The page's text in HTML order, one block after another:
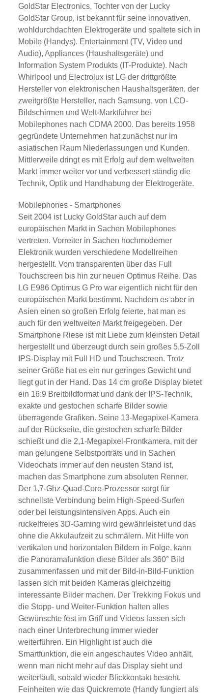
GoldStar Electronics, Tochter von der Lucky
GoldStar Group, ist bekannt für seine innovativen,
wohldurchdachten Elektrogeräte und spaltete sich in
Mobile (Handys). Entertainment (TV, Video und
Audio), Appliances (Haushaltsgeräte) und
Information System Produkts (IT-Produkte). Nach
Whirlpool und Electrolux ist LG der drittgrößte
Hersteller von elektronischen Haushaltsgeräten, der
zweitgrößte Hersteller, nach Samsung, von LCD-
Bildschirmen und Welt-Marktführer bei
Mobilephones nach CDMA 2000. Das bereits 1958
gegründete Unternehmen hat zunächst nur im
asiatischen Raum Niederlassungen und Kunden.
Mittlerweile dringt es mit Erfolg auf dem weltweiten
Markt immer weiter vor und verbessert ständig die
Technik, Optik und Handhabung der Elektrogeräte.
Mobilephones - Smartphones
Seit 2004 ist Lucky GoldStar auch auf dem
europäischen Markt in Sachen Mobilephones
vertreten. Vorreiter in Sachen hochmoderner
Elektronik wurden verschiedene Modellreihen
hergestellt. Vom transparenten über das Full
Touchscreen bis hin zur neuen Optimus Reihe. Das
LG E986 Optimus G Pro war eigentlich nicht für den
europäischen Markt bestimmt. Nachdem es aber in
Asien einen so großen Erfolg feierte, hat man es
auch für den weltweiten Markt freigegeben. Der
Smartphone Riese ist mit Liebe zum kleinsten Detail
hergestellt und überzeugt durch sein großes 5,5-Zoll
IPS-Display mit Full HD und Touchscreen. Trotz
seiner Größe hat es ein nur geringes Gewicht und
liegt gut in der Hand. Das 14 cm große Display bietet
ein 16:9 Breitbildformat und dank der IPS-Technik,
exakte und gestochen scharfe Bilder sowie
überragende Grafiken. Seine 13-Megapixel-Kamera
auf der Rückseite, die gestochen scharfe Bilder
schießt und die 2,1-Megapixel-Frontkamera, mit der
man gelungene Selbstporträts und in Sachen
Videochats immer auf den neusten Stand ist,
machen das Smartphone zum absoluten Renner.
Der 1,7-Ghz-Quad-Core-Prozessor sorgt für
schnellste Verbindung beim High-Speed-Surfen
oder bei leistungsintensiven Apps. Auch ein
ruckelfreies 3D-Gaming wird gewährleistet und das
ohne die Akkulaufzeit zu schmälern. Mit Hilfe von
vertikalen und horizontalen Bildern in Folge, kann
die Panoramafunktion diese Bilder als 360° Bild
zusammenfassen und mit der Bild-in-Bild-Funktion
lassen sich mit beiden Kameras gleichzeitig
interessante Bilder machen. Der Trekking Fokus und
die Stopp- und Weiter-Funktion halten alles
Gewünschte fest im Griff und Videos lassen sich
nach einer Unterbrechung immer wieder
weiterführen. Ein Highlight ist auch die
Smartfunktion, die ein angeschautes Video anhält,
wenn man nicht mehr auf das Display sieht und
weiterläuft, sobald wieder Blickkontakt besteht.
Feinheiten wie das Quickremote (Handy fungiert als